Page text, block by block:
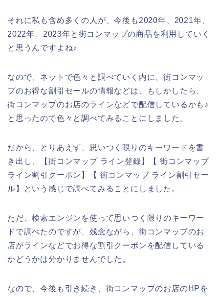
それに私も含め多くの人が、今後も2020年、2021年、
2022年、2023年と街コンマップの商品を利用していく
と思うんですよね♪
なので、ネットで色々と調べていく内に、街コンマッ
プのお得な割引セールの情報などは、もしかしたら、
街コンマップのお店のラインなどで配信しているかも♪
と思ったので色々と調べてみることにしました。
だから、とりあえず、思いつく限りのキーワードを書
き出し、【街コンマップ ライン登録】【 街コンマップ
ライン割引クーポン】【 街コンマップ ライン割引セー
ル】という感じで調べてみることにしました。
ただ、検索エンジンを使って思いつく限りのキーワー
ドで調べたのですが、残念ながら、街コンマップのお
店がラインなどでお得な割引クーポンを配信している
かどうかは分かりませんでした。
なので、今後も引き続き、街コンマップのお店のHPを